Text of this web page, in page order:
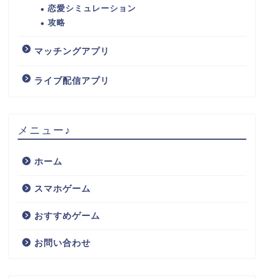
恋愛シミュレーション
攻略
マッチングアプリ
ライブ配信アプリ
メニュー♪
ホーム
スマホゲーム
おすすめゲーム
お問い合わせ